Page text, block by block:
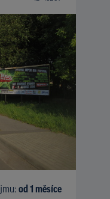
od 1 měsíce